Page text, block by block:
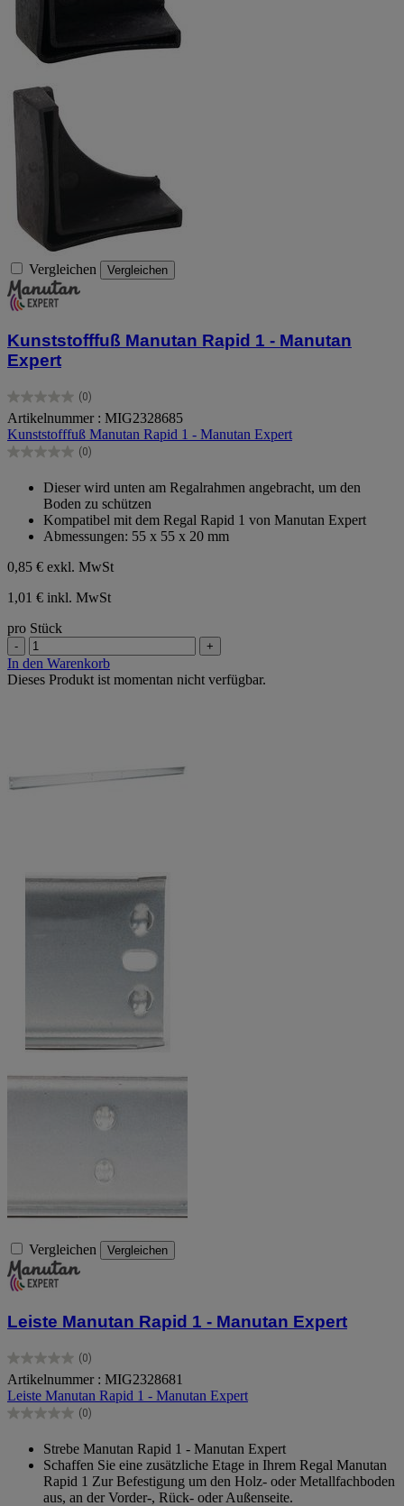
Vergleichen Vergleichen
Kunststofffuß Manutan Rapid 1 - Manutan
Expert
(0)
0.0
von
5
Sternen.
Artikelnummer : MIG2328685
Kunststofffuß Manutan Rapid 1 - Manutan Expert
(0)
0.0
Sternen.
Dieser wird unten am Regalrahmen angebracht, um den
Boden zu schützen
Kompatibel mit dem Regal Rapid 1 von Manutan Expert
Abmessungen: 55 x 55 x 20 mm
0,85 € exkl. MwSt
1,01 € inkl. MwSt
pro Stück
- +
In den Warenkorb
Dieses Produkt ist momentan nicht verfügbar.
Vergleichen Vergleichen
Leiste Manutan Rapid 1 - Manutan Expert
(0)
0.0
von
5
Sternen.
Artikelnummer : MIG2328681
Leiste Manutan Rapid 1 - Manutan Expert
(0)
0.0
Sternen.
Strebe Manutan Rapid 1 - Manutan Expert
Schaffen Sie eine zusätzliche Etage in Ihrem Regal Manutan
Rapid 1 Zur Befestigung um den Holz- oder Metallfachboden
aus, an der Vorder-, Rück- oder Außenseite.